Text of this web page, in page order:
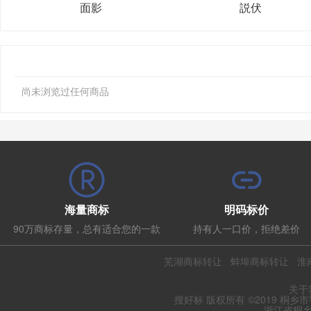
面影 説伏
尚未浏览过任何商品
海量商标
90万商标存量，总有适合您的一款
明码标价
持有人一口价，拒绝差价
芜湖商标转让 蚌埠商标转让
淮
关
搜好标 版权所有 ©2019 桐乡